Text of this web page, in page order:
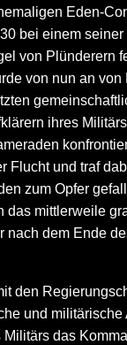
Eden-
bei einem
von
von nun an
ihres
Flucht und traf
zum Opfer
mittlerweile
dem Ende
den
und
das